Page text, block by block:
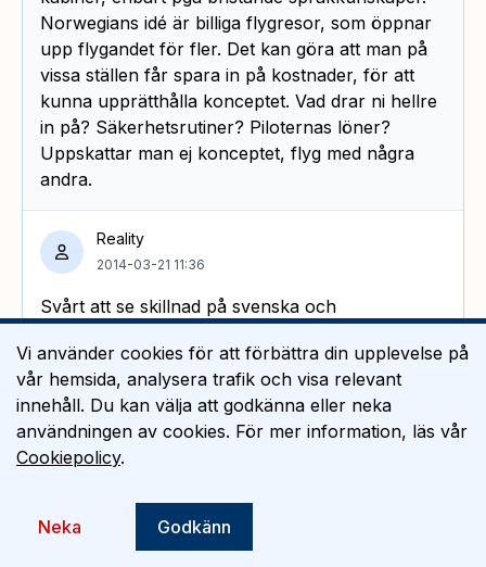
Norwegians idé är billiga flygresor, som öppnar
upp flygandet för fler. Det kan göra att man på
vissa ställen får spara in på kostnader, för att
kunna upprätthålla konceptet. Vad drar ni hellre
in på? Säkerhetsrutiner? Piloternas löner?
Uppskattar man ej konceptet, flyg med några
andra.
Reality
2014-03-21 11:36
Svårt att se skillnad på svenska och
Micke
2014-03-21 10:30
Ditt resonemang innebär alltså att vi svenskar
kanske inte heller kan flyga med SAS, eftersom
Vi använder cookies för att förbättra din upplevelse på
vår hemsida, analysera trafik och visa relevant
innehåll. Du kan välja att godkänna eller neka
användningen av cookies. För mer information, läs vår
Cookiepolicy.
Neka Godkänn